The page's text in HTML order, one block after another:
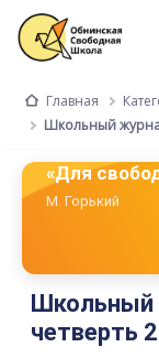
Главная
Школьный
«Для
М. Горький
Школьный
четверть